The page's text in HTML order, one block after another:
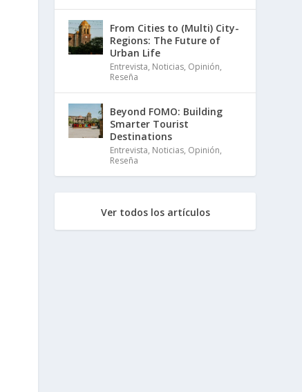
From Cities to (Multi) City-
Regions: The Future of
Urban Life
Entrevista, Noticias, Opinión,
Reseña
Beyond FOMO: Building
Smarter Tourist
Destinations
Entrevista, Noticias, Opinión,
Reseña
Ver todos los artículos